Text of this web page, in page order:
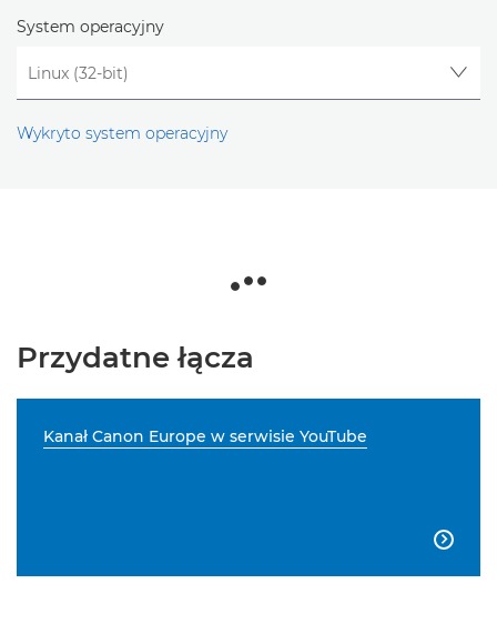
System operacyjny
Wykryto system operacyjny
Przydatne łącza
Kanał Canon Europe w serwisie YouTube
